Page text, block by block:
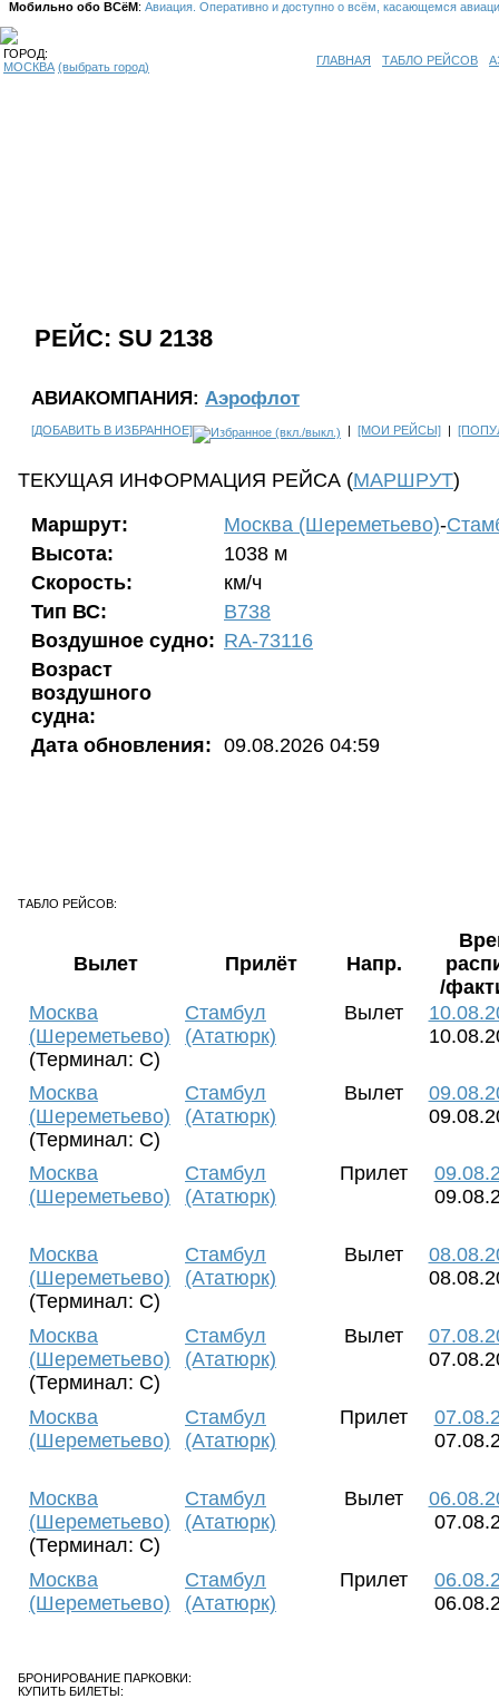
Мобильно обо ВСёМ: Авиация. Оперативно и доступно о всём, касающемся
ГОРОД:
МОСКВА (выбрать город) ГЛАВНАЯ ТАБЛО РЕЙСОВ
РЕЙС: SU 2138
АВИАКОМПАНИЯ: Аэрофлот
[ДОБАВИТЬ В ИЗБРАННОЕ] [МОИ РЕЙСЫ]
ТЕКУЩАЯ ИНФОРМАЦИЯ РЕЙСА (МАРШРУТ)
Маршрут:
Москва (Шереметьево)-
Высота:
1038 м
Скорость:
км/ч
Тип ВС:
B738
Воздушное судно: RA-73116
Возраст
воздушного
судна:
Дата обновления: 09.08.2026 04:59
ТАБЛО РЕЙСОВ:
Вылет Прилёт Напр.
/
Москва
(Шереметьево)
(Терминал: C)
Стамбул
(Ататюрк)
Вылет
Москва
(Шереметьево)
(Терминал: C)
Стамбул
(Ататюрк)
Вылет
Москва
(Шереметьево)
Стамбул
(Ататюрк)
Прилет
Москва
(Шереметьево)
(Терминал: C)
Стамбул
(Ататюрк)
Вылет
Москва
(Шереметьево)
(Терминал: C)
Стамбул
(Ататюрк)
Вылет
Москва
(Шереметьево)
Стамбул
(Ататюрк)
Прилет
Москва
(Шереметьево)
(Терминал: C)
Стамбул
(Ататюрк)
Вылет
Москва
(Шереметьево)
Стамбул
(Ататюрк)
Прилет
БРОНИРОВАНИЕ ПАРКОВКИ:
КУПИТЬ БИЛЕТЫ: